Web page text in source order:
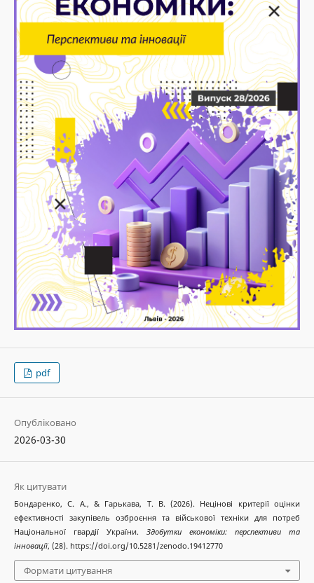
pdf
Опубліковано
2026-03-30
Як цитувати
Бондаренко, С. А., & Гарькава, Т. В. (2026). Нецінові критерії оцінки
ефективності закупівель озброєння та військової техніки для потреб
Національної гвардії України. Здобутки економіки: перспективи та
інновації, (28). https://doi.org/10.5281/zenodo.19412770
Формати цитування